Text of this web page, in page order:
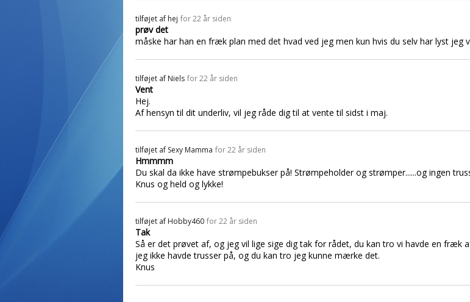
tilføjet af hej for 22 år siden
prøv det
måske har han en fræk plan med det hvad ved jeg men kun hvis du selv har lyst
tilføjet af Niels for 22 år siden
Vent
Hej.
Af hensyn til dit underliv, vil jeg råde dig til at vente til sidst i maj.
tilføjet af Sexy Mamma for 22 år siden
Hmmmm
Du skal da ikke have strømpebukser på! Strømpeholder og strømper......og ingen
Knus og held og lykke!
tilføjet af Hobby460 for 22 år siden
Tak
Så er det prøvet af, og jeg vil lige sige dig tak for rådet, du kan tro vi havde en fræk
jeg ikke havde trusser på, og du kan tro jeg kunne mærke det.
Knus